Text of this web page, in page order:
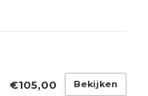
€105,00 Bekijken